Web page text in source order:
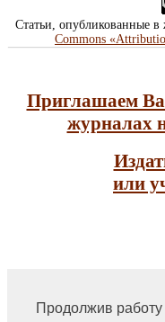
Продолжив
Статьи, опубликованные
Commons
Приглашаем
журналах
или